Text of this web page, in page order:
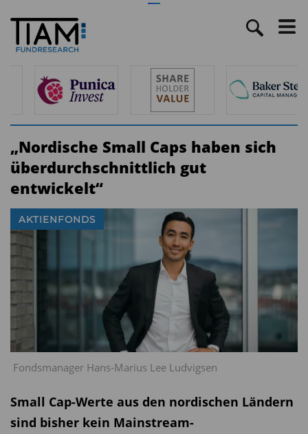
„Nordische Small Caps haben sich
überdurchschnittlich gut
entwickelt“
Fondsmanager Hans-Marius Lee Ludvigsen
AKTIENFONDS
Small Cap-Werte aus den nordischen Ländern
sind bisher kein Mainstream-